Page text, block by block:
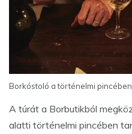
Borkóstoló a történelmi pincében
A túrát a Borbutikból
alatti történelmi pincében